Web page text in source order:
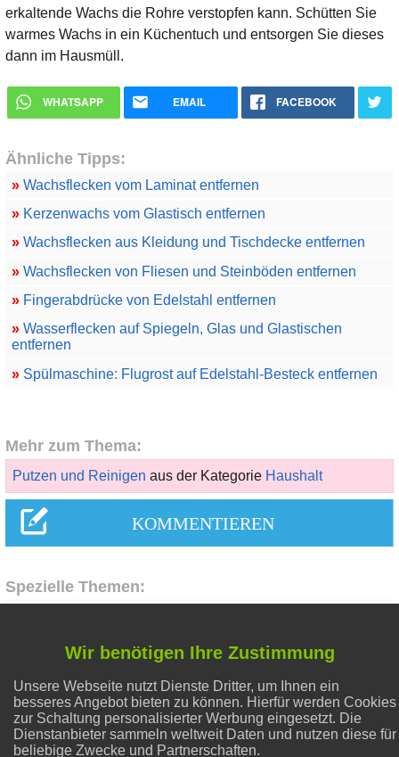
erkaltende Wachs die Rohre verstopfen kann. Schütten Sie
warmes Wachs in ein Küchentuch und entsorgen Sie dieses
dann im Hausmüll.
WHATSAPP EMAIL FACEBOOK
Ähnliche Tipps:
»Wachsflecken vom Laminat entfernen
»Kerzenwachs vom Glastisch entfernen
»Wachsflecken aus Kleidung und Tischdecke entfernen
»Wachsflecken von Fliesen und Steinböden entfernen
»Fingerabdrücke von Edelstahl entfernen
»Wasserflecken auf Spiegeln, Glas und Glastischen
entfernen
»Spülmaschine: Flugrost auf Edelstahl-Besteck entfernen
Mehr zum Thema:
Putzen und Reinigen aus der Kategorie Haushalt
Spezielle Themen:
Liebe & Partnerschaft
Flecken entfernen
Wir benötigen Ihre Zustimmung
Unsere Webseite nutzt Dienste Dritter, um Ihnen ein
besseres Angebot bieten zu können. Hierfür werden Cookies
zur Schaltung personalisierter Werbung eingesetzt. Die
Dienstanbieter sammeln weltweit Daten und nutzen diese für
beliebige Zwecke und Partnerschaften.